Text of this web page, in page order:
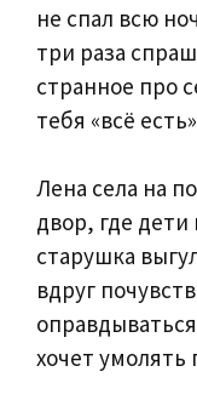
не спал всю
три раза
странное про
тебя «всё
Лена села на
двор, где дети
старушка
вдруг
хочет умолять